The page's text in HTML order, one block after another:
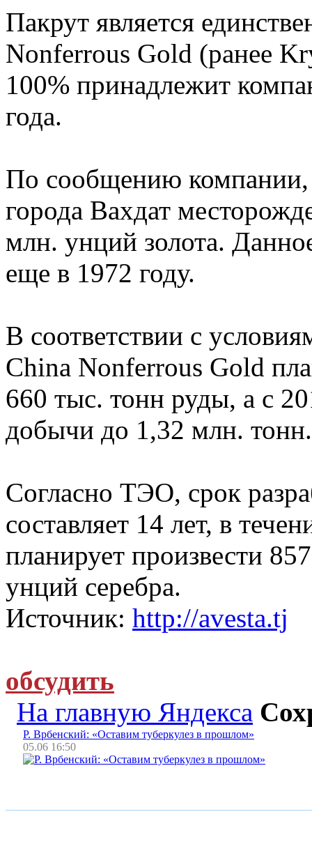
Пакрут является
Nonferrous Gold (ранее
100% принадлежит
года.
По сообщению компании,
города Вахдат
млн. унций золота.
еще в 1972 году.
В соответствии с
China Nonferrous Gold
660 тыс. тонн руды, а с
добычи до 1,32 млн. тонн.
Согласно ТЭО, срок
составляет 14 лет, в
планирует произвести
унций серебра.
Источник: http://avesta.tj
обсудить
На главную Яндекса
Р. Врбенский: «Оставим туберкулез в прошлом»
05.06 16:50